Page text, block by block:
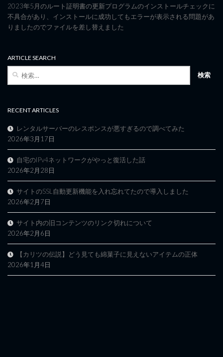
2023年5月のルート証明書の更新プログラムのインストールチェックに
不具合があり、インストールに成功してもエラーが表示される問題があ
りましたのでファイルを差し替えました
ARTICLE SEARCH
RECENT ARTICLES
レンタルサーバーのレスポンスが悪すぎるので調べてみた
2026年3月17日
自宅のIPv4ネットワークがやっと復活した話
2026年2月28日
サイトのSSL自動更新機能を入れ忘れてたので導入しました
2026年2月7日
サイト内の旧コンテンツのリンク切れについて
2026年2月6日
【カリツの伝説】どう見ても綿菓子に見えないアイテムの正体
2026年1月4日